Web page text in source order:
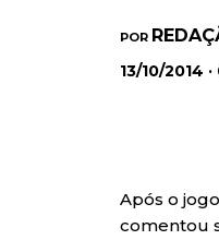
POR
13/10/2014
Após o
comentou